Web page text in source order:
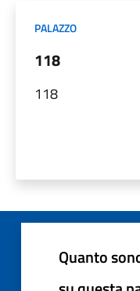
PALAZZO
118
118
Quanto